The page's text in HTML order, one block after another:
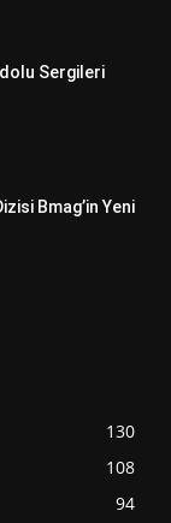
Sergileri
Bmag’in Yeni
130
108
94